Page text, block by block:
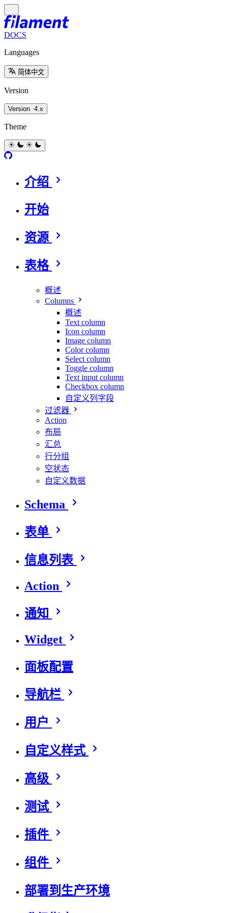
DOCS
Languages
简体中文
Version
Version 4.x
Theme
介绍
开始
资源
表格
概述
Columns
概述
Text column
Icon column
Image column
Color column
Select column
Toggle column
Text input column
Checkbox column
自定义列字段
过滤器
Action
布局
汇总
行分组
空状态
自定义数据
Schema
表单
信息列表
Action
通知
Widget
面板配置
导航栏
用户
自定义样式
高级
测试
插件
组件
部署到生产环境